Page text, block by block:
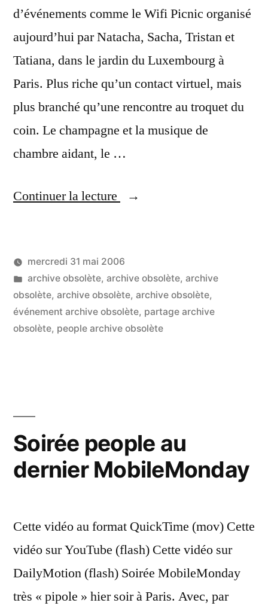
d’événements comme le Wifi Picnic organisé
aujourd’hui par Natacha, Sacha, Tristan et
Tatiana, dans le jardin du Luxembourg à
Paris. Plus riche qu’un contact virtuel, mais
plus branché qu’une rencontre au troquet du
coin. Le champagne et la musique de
chambre aidant, le …
Continuer la lecture
« De
sous
un
kiosque
à
Publié
par
LucL
mercredi 31 mai 2006
Publié
dans
archive obsolète, archive obsolète, archive
obsolète, archive obsolète, archive obsolète,
événement archive obsolète, partage archive
obsolète, people archive obsolète
Soirée people au
dernier MobileMonday
Cette vidéo au format QuickTime (mov) Cette
vidéo sur YouTube (flash) Cette vidéo sur
DailyMotion (flash) Soirée MobileMonday
très « pipole » hier soir à Paris. Avec, par